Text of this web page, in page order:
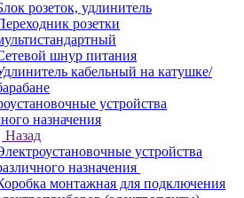
розеток, удлинитель
розетки
шнур питания
кабельный на катушке/
устройства
назначения
Назад
устройства
назначения
монтажная для подключения